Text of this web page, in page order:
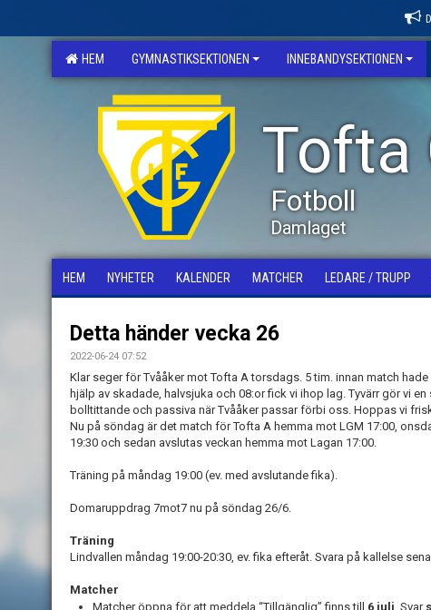
HEM GYMNASTIKSEKTIONEN INNEBANDYSEKTIONEN
Tofta
Fotboll
Damlaget
HEM NYHETER KALENDER MATCHER LEDARE / TRUPP
Detta händer vecka 26
2022-06-24 07:52
Klar seger för Tvååker mot Tofta A torsdags. 5 tim. innan match
hjälp av skadade, halvsjuka och 08:or fick vi ihop lag. Tyvärr gör vi
bolltittande och passiva när Tvååker passar förbi oss. Hoppas vi
Nu på söndag är det match för Tofta A hemma mot LGM 17:00,
19:30 och sedan avslutas veckan hemma mot Lagan 17:00.
Träning på måndag 19:00 (ev. med avslutande fika).
Domaruppdrag 7mot7 nu på söndag 26/6.
Träning
Lindvallen måndag 19:00-20:30, ev. fika efteråt. Svara på kallelse
Matcher
Matcher öppna för att meddela “Tillgänglig” finns till 6 juli. Svar